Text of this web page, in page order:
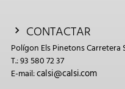
CONTACTAR
Polígon Els Pinetons Carretera
T.: 93 580 72 37
E-mail:calsi@calsi.com